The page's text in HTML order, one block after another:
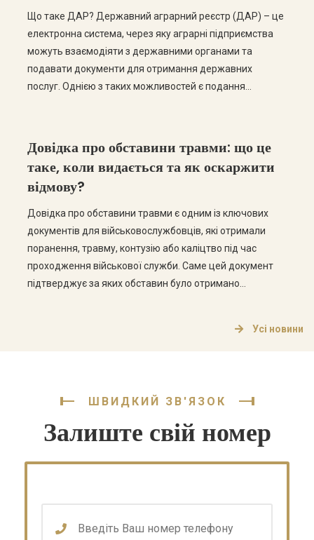
Що таке ДАР? Державний аграрний реєстр (ДАР) – це
електронна система, через яку аграрні підприємства
можуть взаємодіяти з державними органами та
подавати документи для отримання державних
послуг. Однією з таких можливостей є подання
подання значно спрощує процедуру та скорочує
строки розгляду документів. […]
Довідка про обставини травми: що це
таке, коли видається та як оскаржити
відмову?
Довідка про обставини травми є одним із ключових
документів для військовослужбовців, які отримали
поранення, травму, контузію або каліцтво під час
проходження військової служби. Саме цей документ
підтверджує за яких обставин було отримано
оформлення одноразової грошової допомоги,
Усі новини
ШВИДКИЙ ЗВ'ЯЗОК
Залиште свій номер